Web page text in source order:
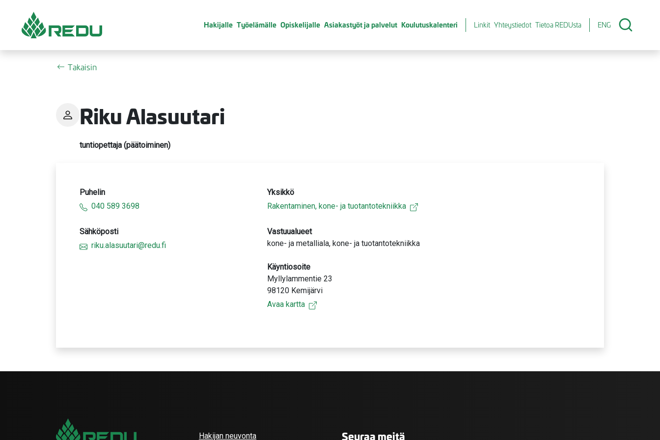
Hakijalle Työelämälle Opiskelijalle Asiakastyöt ja palvelut Koulutuskalenteri Linkit Yhteystiedot Tietoa REDUsta ENG
Takaisin
Riku Alasuutari
tuntiopettaja (päätoiminen)
Puhelin
040 589 3698
Sähköposti
riku.alasuutari@redu.fi
Yksikkö
Rakentaminen, kone- ja tuotantotekniikka
Vastuualueet
kone- ja metalliala, kone- ja tuotantotekniikka
Käyntiosoite
Myllylammentie 23
98120 Kemijärvi
Avaa kartta
Hakijan neuvonta Seuraa meitä